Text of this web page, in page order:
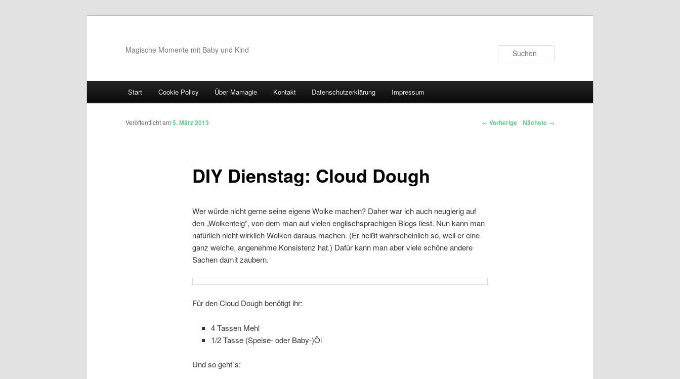
Magische Momente mit Baby und Kind
Zum Inhalt wechseln
Zum sekundären Inhalt wechseln
Start Cookie Policy Über Mamagie Kontakt Datenschutzerklärung Impressum
Artikelnavigation ← Vorherige Nächste →
DIY Dienstag: Cloud Dough
Veröffentlicht am 5. März 2013
Wer würde nicht gerne seine eigene Wolke machen? Daher war ich auch neugierig auf
den „Wolkenteig“, von dem man auf vielen englischsprachigen Blogs liest. Nun kann man
natürlich nicht wirklich Wolken daraus machen. (Er heißt wahrscheinlich so, weil er eine
ganz weiche, angenehme Konsistenz hat.) Dafür kann man aber viele schöne andere
Sachen damit zaubern.
Für den Cloud Dough benötigt ihr:
4 Tassen Mehl
1/2 Tasse (Speise- oder Baby-)Öl
Und so geht´s: